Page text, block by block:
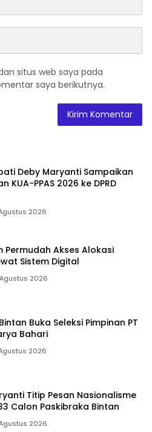
situs web saya pada
saya berikutnya.
Deby Maryanti Sampaikan
KUA-PPAS 2026 ke DPRD
2026
Permudah Akses Alokasi
Sistem Digital
2026
Buka Seleksi Pimpinan PT
Bahari
2026
Titip Pesan Nasionalisme
Calon Paskibraka Bintan
2026